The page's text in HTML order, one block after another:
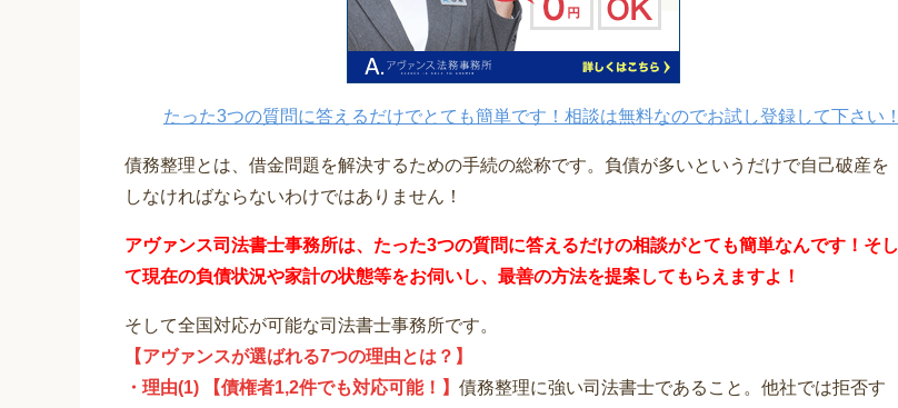
たった3つの質問に答えるだけでとても簡単です！相談は無料なのでお試し登録して下さい！
債務整理とは、借金問題を解決するための手続の総称です。負債が多いというだけで自己破産を
しなければならないわけではありません！
アヴァンス司法書士事務所は、 たった3つの質問に答えるだけの相談がとても簡単なんです！そし
て現在の負債状況や家計の状態等をお伺いし、最善の方法を提案してもらえますよ！
そして全国対応が可能な司法書士事務所です。
【アヴァンスが選ばれる7つの理由とは？】
・理由(1) 【債権者1,2件でも対応可能！】 債務整理に強い司法書士であること。他社では拒否す